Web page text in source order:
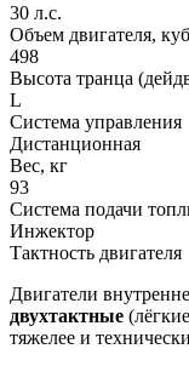
30 л.с.
Объем двигателя,
498
Высота транца
L
Система управления
Дистанционная
Вес, кг
93
Система подачи
Инжектор
Тактность двигателя
Двигатели
двухтактные
тяжелее и